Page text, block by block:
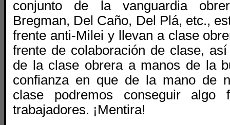
conjunto de la vanguardia
Bregman, Del Caño, Del Plá, etc.,
frente anti-Milei y llevan a clase
frente de colaboración de clase,
de la clase obrera a manos de la
confianza en que de la mano de
clase podremos conseguir algo
trabajadores. ¡Mentira!